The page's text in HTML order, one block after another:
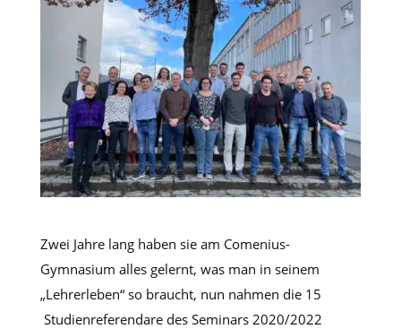
Zwei Jahre lang haben sie am Comenius-
Gymnasium alles gelernt, was man in seinem
„Lehrerleben“ so braucht, nun nahmen die 15
Studienreferendare des Seminars 2020/2022